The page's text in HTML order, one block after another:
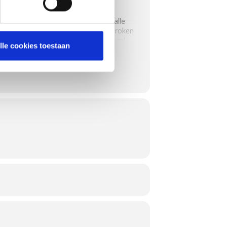
cookies toestaan
smokey flavours geladen is: van
in een sinaasappel. We leren je alle
variëteit aan houtsoorten, het roken
workshop kom je terug boordevol
Zo krijg je elk seizoen